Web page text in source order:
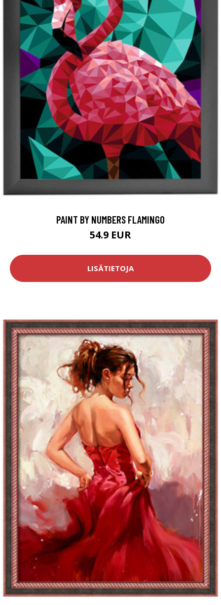
PAINT BY NUMBERS FLAMINGO
54.9 EUR
LISÄTIETOJA